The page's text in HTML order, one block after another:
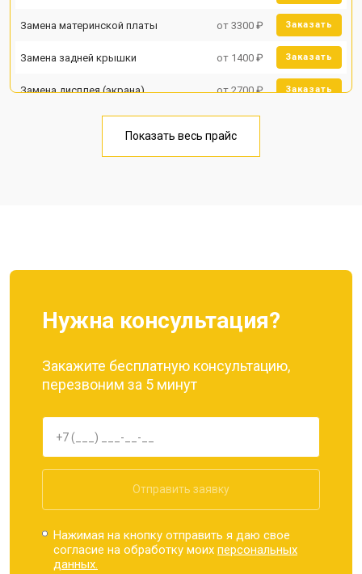
Замена материнской платы от 3300 ₽ Заказать
Замена задней крышки от 1400 ₽ Заказать
Замена дисплея (экрана) от 2700 ₽ Заказать
Замена кнопки включения от 1750 ₽
Показать весь прайс
Нужна консультация?
Закажите бесплатную консультацию,
перезвоним за 5 минут
Отправить заявку
Нажимая на кнопку отправить я даю свое
согласие на обработку моихперсональных
данных.